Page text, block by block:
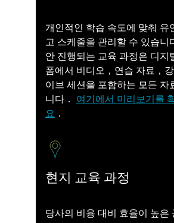
개인적인 학습 속도에 맞춰 유
고 스케줄을 관리할 수 있습니
안 진행되는 교육 과정은 디지
폼에서 비디오，연습 자료，
이브 세션을 포함하는 모든 자
니다． 여기에서 미리보기를
요 ．
현지 교육 과정
당사의 비용 대비 효율이 높은